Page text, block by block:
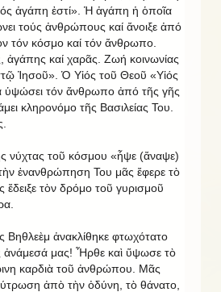
ἀγάπη ἐστί». Ἡ ἀγάπη ἡ ὁποῖα
τούς ἀνθρώπους καί ἄνοιξε ἀπό
τόν κόσμο καί τόν ἄνθρωπο.
ἀγάπης καί χαρᾶς. Ζωή κοινωνίας
Ἰησοῦ». Ὁ Υἱός τοῦ Θεοῦ «Υἱός
ὑψώσει τόν ἄνθρωπο ἀπό τῆς γῆς
κληρονόμο τῆς Βασιλείας Του.
νύχτας τοῦ κόσμου «ἧψε (ἄναψε)
ἐνανθρώπηση Του μᾶς ἔφερε τὸ
τὸν δρόμο τοῦ γυρισμοῦ
Βηθλεὲμ ἀνακλίθηκε φτωχότατο
μας! Ἦρθε καὶ ὕψωσε τὸ
καρδιὰ τοῦ ἀνθρώπου. Μᾶς
ἀπὸ τὴν ὀδύνη, τὸ θάνατο,